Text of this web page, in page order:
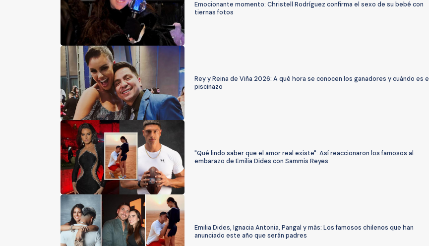
Emocionante momento: Christell Rodríguez confirma el sexo de su bebé con
tiernas fotos
Rey y Reina de Viña 2026: A qué hora se conocen los ganadores y cuándo es el
piscinazo
"Qué lindo saber que el amor real existe": Así reaccionaron los famosos al
embarazo de Emilia Dides con Sammis Reyes
Emilia Dides, Ignacia Antonia, Pangal y más: Los famosos chilenos que han
anunciado este año que serán padres